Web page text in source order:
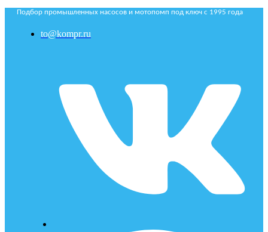
Подбор промышленных насосов и мотопомп под ключ с 1995 года
to@kompr.ru